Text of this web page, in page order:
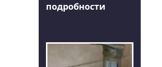
подробности